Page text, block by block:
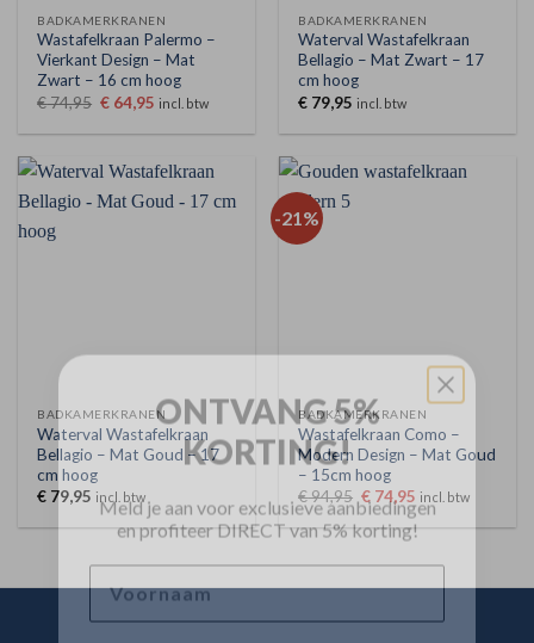
BADKAMERKRANEN
Wastafelkraan Palermo –
Vierkant Design – Mat
Zwart – 16 cm hoog
€74,95 Oorspronkelijke
was:
€ 64,95 Huidige
is:
incl. btw
BADKAMERKRANEN
Waterval Wastafelkraan
Bellagio – Mat Zwart – 17
cm hoog
€ 79,95 incl. btw
BADKAMERKRANEN
Waterval Wastafelkraan
Bellagio – Mat Goud – 17
cm hoog
€ 79,95 incl. btw
-21%
BADKAMERKRANEN
Wastafelkraan Como –
Modern Design – Mat Goud
– 15cm hoog
€94,95 Oorspronkelijke
prijs
was:
€ 94,95.
€ 74,95 Huidige
prijs
is:
€ 74,95.
incl. btw
KORTING!
Meld je aan voor exclusieve aanbiedingen
en profiteer DIRECT van 5% korting!
Voornaam
Email